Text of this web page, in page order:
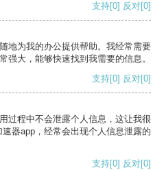
支持[0] 反对[0]
地为我的办公提供帮助。我经常需要
强大，能够快速找到我需要的信息。
支持[0] 反对[0]
过程中不会泄露个人信息，这让我很
器app，经常会出现个人信息泄露的
支持[0] 反对[0]